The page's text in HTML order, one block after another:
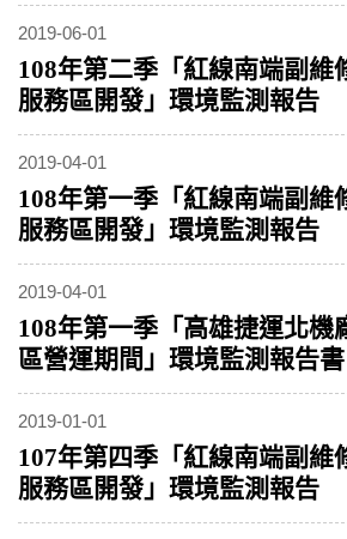
2019-06-01
108年第二季「紅線南端副維
服務區開發」環境監測報告
2019-04-01
108年第一季「紅線南端副維
服務區開發」環境監測報告
2019-04-01
108年第一季「高雄捷運北機
區營運期間」環境監測報告書
2019-01-01
107年第四季「紅線南端副維
服務區開發」環境監測報告